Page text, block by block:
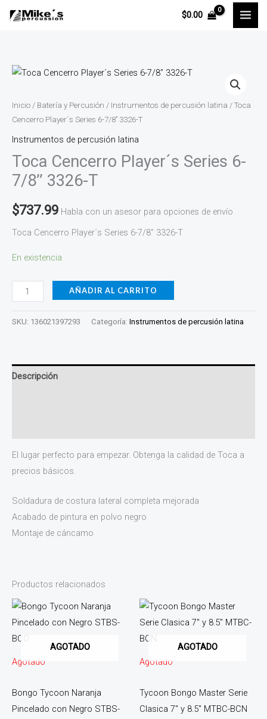
$0.00
Inicio / Batería y Percusión / Instrumentos de percusión latina / Toca
Cencerro Player´s Series 6-7/8’’ 3326-T
Instrumentos de percusión latina
Toca Cencerro Player´s Series 6-
7/8’’ 3326-T
$737.99 Habla con un asesor para opciones de envío
Toca Cencerro Player´s Series 6-7/8’’ 3326-T
En existencia
Toca
Player
´s
Series
6-
7/8’’
3326-
T
cantidad
AÑADIR AL CARRITO
SKU: 136021397293 Categoría: Instrumentos de percusión latina
Descripción
El lugar perfecto para empezar. Obtenga la calidad de Toca a
precios básicos.
Soldadura de costura lateral completa mejorada
Acabado de pintura en polvo negro
Montaje de cáncamo
Productos relacionados
AGOTADO
Agotado
Bongo Tycoon Naranja
Pincelado con Negro STBS-
AGOTADO
Agotado
Tycoon Bongo Master Serie
Clasica 7″ y 8.5″ MTBC-BCN